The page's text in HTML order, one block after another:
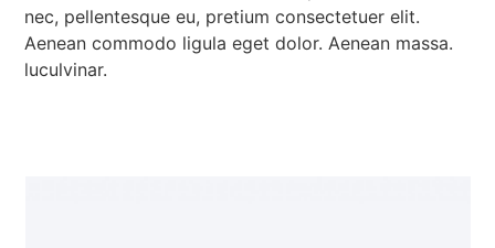
nec, pellentesque eu, pretium consectetuer elit.
Aenean commodo ligula eget dolor. Aenean massa.
luculvinar.